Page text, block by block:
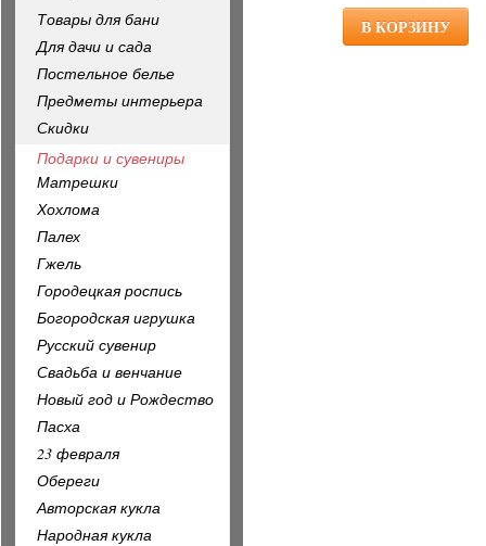
Товары для бани
Для дачи и сада
Постельное белье
Предметы интерьера
Скидки
Подарки и сувениры
Матрешки
Хохлома
Палех
Гжель
Городецкая роспись
Богородская игрушка
Русский сувенир
Свадьба и венчание
Новый год и Рождество
Пасха
23 февраля
Обереги
Авторская кукла
Народная кукла